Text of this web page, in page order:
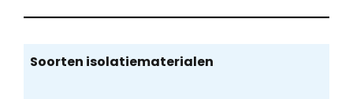
Soorten isolatiematerialen